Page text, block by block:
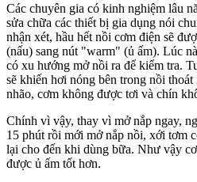
Các chuyên gia có kinh nghiệm lâu
sửa chữa các thiết bị gia dụng nói
nhận xét, hầu hết nồi cơm điện sẽ
(nấu) sang nút "warm" (ủ ấm). Lúc
có xu hướng mở nồi ra để kiểm tra.
sẽ khiến hơi nóng bên trong nồi
nhão, cơm không được tơi và chín
Chính vì vậy, thay vì mở nắp ngay,
15 phút rồi mới mở nắp nồi, xới tơm
lại cho đến khi dùng bữa. Như vậy
được ủ ấm tốt hơn.